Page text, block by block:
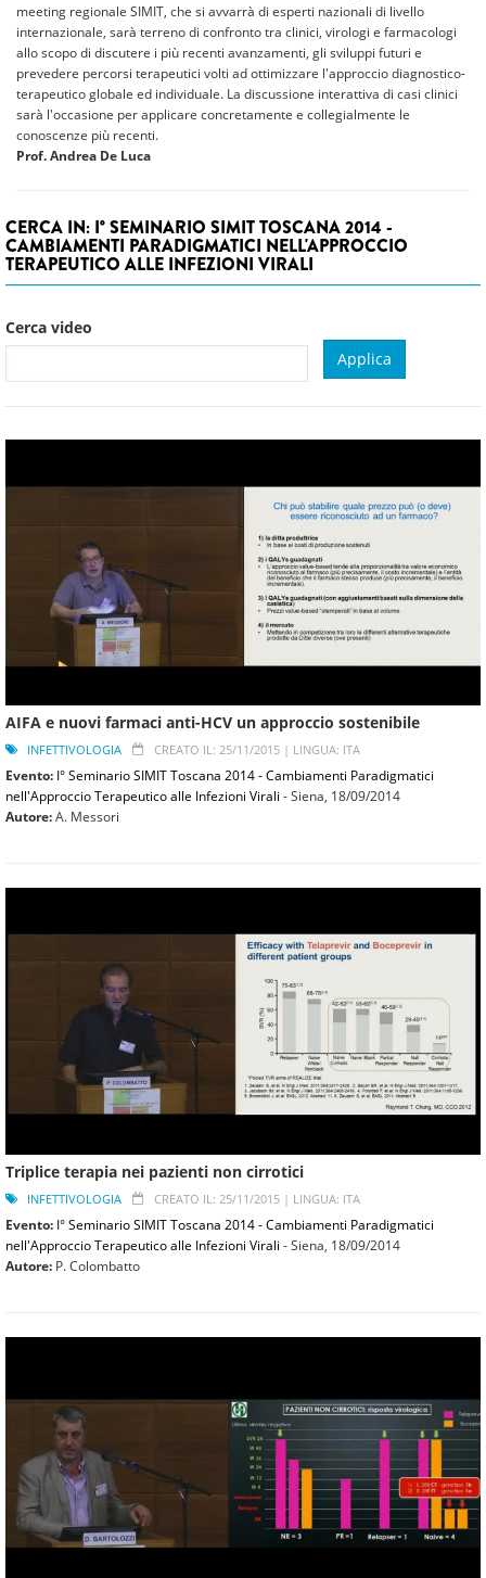
meeting regionale SIMIT, che si avvarrà di esperti nazionali di livello
internazionale, sarà terreno di confronto tra clinici, virologi e farmacologi
allo scopo di discutere i più recenti avanzamenti, gli sviluppi futuri e
prevedere percorsi terapeutici volti ad ottimizzare l'approccio diagnostico-
terapeutico globale ed individuale. La discussione interattiva di casi clinici
sarà l'occasione per applicare concretamente e collegialmente le
conoscenze più recenti.
Prof. Andrea De Luca
CERCA IN: I° SEMINARIO SIMIT TOSCANA 2014 -
CAMBIAMENTI PARADIGMATICI NELL'APPROCCIO
TERAPEUTICO ALLE INFEZIONI VIRALI
Cerca video
AIFA e nuovi farmaci anti-HCV un approccio sostenibile
INFETTIVOLOGIA CREATO IL: 25/11/2015 | LINGUA: ITA
Evento: I° Seminario SIMIT Toscana 2014 - Cambiamenti Paradigmatici
nell'Approccio Terapeutico alle Infezioni Virali - Siena, 18/09/2014
Autore:A. Messori
Triplice terapia nei pazienti non cirrotici
INFETTIVOLOGIA CREATO IL: 25/11/2015 | LINGUA: ITA
Evento: I° Seminario SIMIT Toscana 2014 - Cambiamenti Paradigmatici
nell'Approccio Terapeutico alle Infezioni Virali - Siena, 18/09/2014
Autore: P. Colombatto